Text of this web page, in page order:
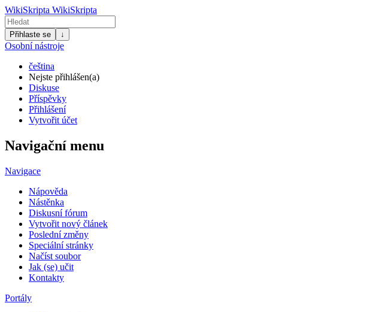
WikiSkripta WikiSkripta
Přihlaste se ↓
Osobní nástroje
čeština
Nejste přihlášen(a)
Diskuse
Příspěvky
Přihlášení
Vytvořit účet
Navigační menu
Navigace
Nápověda
Nástěnka
Diskusní fórum
Vytvořit nový článek
Poslední změny
Speciální stránky
Načíst soubor
Jak (se) učit
Kontakty
Portály